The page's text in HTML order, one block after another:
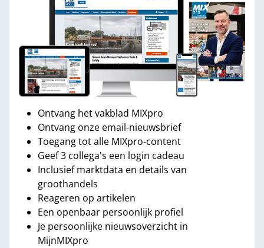
Ontvang het vakblad MIXpro
Ontvang onze email-nieuwsbrief
Toegang tot alle MIXpro-content
Geef 3 collega's een login cadeau
Inclusief marktdata en details van
groothandels
Reageren op artikelen
Een openbaar persoonlijk profiel
Je persoonlijke nieuwsoverzicht in
MijnMIXpro